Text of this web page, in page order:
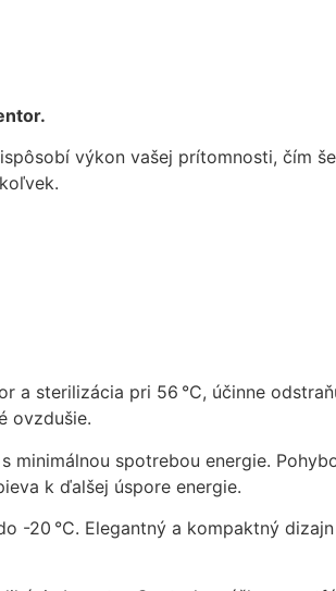
výkon vašej prítomnosti, čím
a sterilizácia pri 56 °C, účinne
ovzdušie.
spotrebou energie.
k ďalšej úspore energie.
-20 °C. Elegantný a kompaktný
funkčnosť
a štruktúru
Používateľská
website to
perform as well
during your